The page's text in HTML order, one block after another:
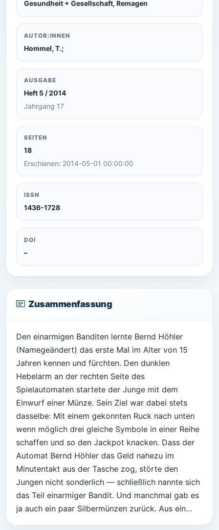
Gesundheit + Gesellschaft, Remagen
AUTOR:INNEN
Hommel, T.;
AUSGABE
Heft 5 / 2014
Jahrgang 17
SEITEN
18
Erschienen: 2014-05-01 00:00:00
ISSN
1436-1728
DOI
–
Zusammenfassung
Den einarmigen Banditen lernte Bernd Höhler
(Namegeändert) das erste Mal im Alter von 15
Jahren kennen und fürchten. Den dunklen
Hebelarm an der rechten Seite des
Spielautomaten startete der Junge mit dem
Einwurf einer Münze. Sein Ziel war dabei stets
dasselbe: Mit einem gekonnten Ruck nach unten
wenn möglich drei gleiche Symbole in einer Reihe
schaffen und so den Jackpot knacken. Dass der
Automat Bernd Höhler das Geld nahezu im
Minutentakt aus der Tasche zog, störte den
Jungen nicht sonderlich — schließlich nannte sich
das Teil einarmiger Bandit. Und manchmal gab es
ja auch ein paar Silbermünzen zurück. Aus ein…